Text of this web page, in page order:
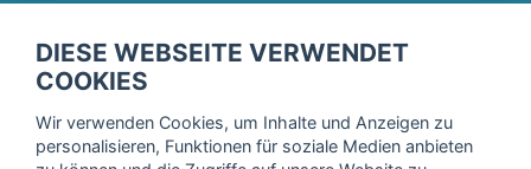
Trage dich hier für unseren Newsletter ein und erhalte regelmäßig
DIESE WEBSEITE VERWENDET
COOKIES
Wir verwenden Cookies, um Inhalte und Anzeigen zu
personalisieren, Funktionen für soziale Medien anbieten